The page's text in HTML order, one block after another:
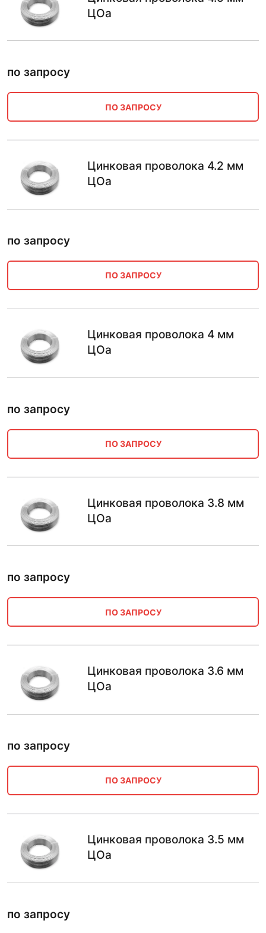
ЦОа
по запросу
ПО ЗАПРОСУ
Цинковая проволока 4.2 мм
ЦОа
по запросу
ПО ЗАПРОСУ
Цинковая проволока 4 мм
ЦОа
по запросу
ПО ЗАПРОСУ
Цинковая проволока 3.8 мм
ЦОа
по запросу
ПО ЗАПРОСУ
Цинковая проволока 3.6 мм
ЦОа
по запросу
ПО ЗАПРОСУ
Цинковая проволока 3.5 мм
ЦОа
по запросу